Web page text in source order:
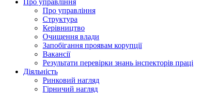
Про управління
Про управління
Структура
Керівництво
Очищення влади
Запобігання проявам корупції
Вакансії
Результати перевірки знань інспекторів праці
Діяльність
Ринковий нагляд
Гірничий нагляд